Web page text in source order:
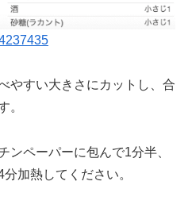
やすい大きさにカットし、合
。
ンペーパーに包んで1分半、
加熱してください。